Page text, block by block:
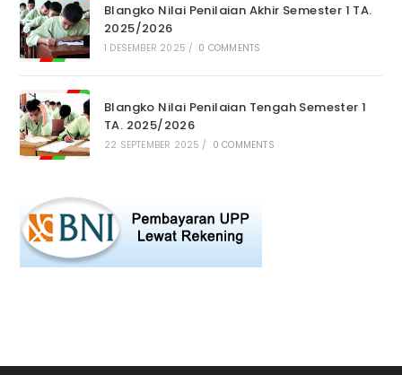
Blangko Nilai Penilaian Akhir Semester 1 TA.
2025/2026
1 DESEMBER 2025 / 0 COMMENTS
Blangko Nilai Penilaian Tengah Semester 1
TA. 2025/2026
22 SEPTEMBER 2025 / 0 COMMENTS